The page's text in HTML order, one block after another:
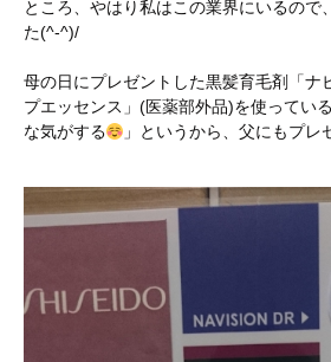
ところ、やはり私はこの業界にいるので
た(^-^)/
母の日にプレゼントした黒髪育毛剤「ナ
プエッセンス」(医薬部外品)を使ってい
な気がする
」というから、父にもプレ